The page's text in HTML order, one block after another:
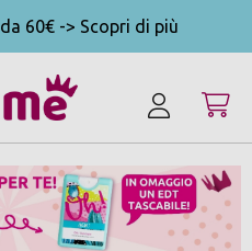
da 60€ -> Scopri di più